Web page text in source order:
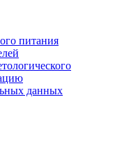
питания
данных